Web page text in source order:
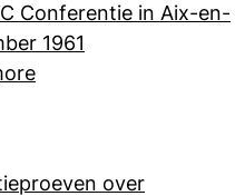
Conferentie in Aix-en-
1961
over